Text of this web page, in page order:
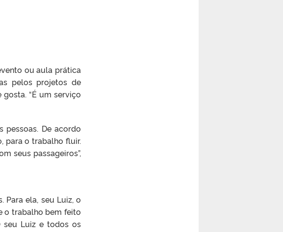
ou aula prática
pelos projetos de
“É um serviço
pessoas. De acordo
para o trabalho fluir.
seus passageiros”,
Para ela, seu Luiz, o
o trabalho bem feito
seu Luiz e todos os